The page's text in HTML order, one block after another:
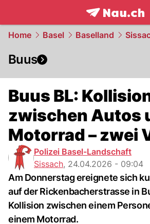
frontpage.
Home Basel Baselland
Buus
Buus BL:
zwischen Autos
Motorrad – zwei
Polizei Basel-Landschaft
Sissach, 24.04.2026 - 09:04
Am Donnerstag ereignete sich
auf der Rickenbacherstrasse in
Kollision zwischen einem
einem Motorrad.